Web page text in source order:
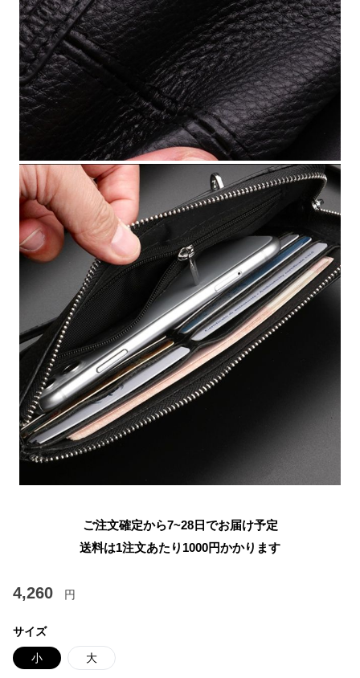
ご注文確定から7~28日でお届け予定
送料は1注文あたり 1000円かかります
4,260 円
サイズ
小 大